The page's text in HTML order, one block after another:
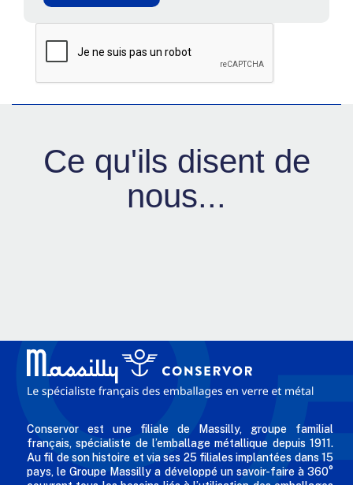
Ce qu'ils disent de
nous...
Conservor est une filiale de Massilly, groupe familial
français, spécialiste de l’emballage métallique depuis 1911.
Au fil de son histoire et via ses 25 filiales implantées dans 15
pays, le Groupe Massilly a développé un savoir-faire à 360°